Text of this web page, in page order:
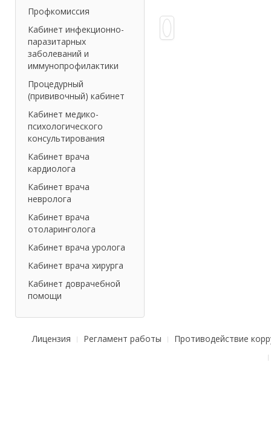
Профкомиссия
Кабинет инфекционно-
паразитарных
заболеваний и
иммунопрофилактики
Процедурный
(прививочный) кабинет
Кабинет медико-
психологического
консультирования
Кабинет врача
кардиолога
Кабинет врача
невролога
Кабинет врача
отоларинголога
Кабинет врача уролога
Кабинет врача хирурга
Кабинет доврачебной
помощи
Лицензия Регламент работы Противодействие